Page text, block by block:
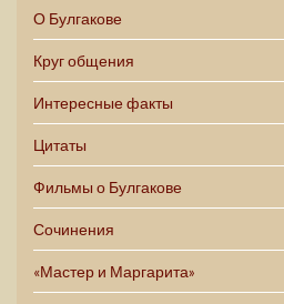
О Булгакове
Круг общения
Интересные факты
Цитаты
Фильмы о Булгакове
Сочинения
«Мастер и Маргарита»